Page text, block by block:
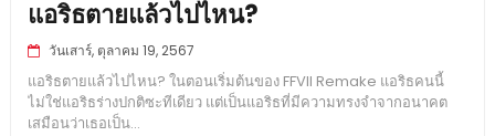
แอริธตายแล้วไปไหน?
วันเสาร์, ตุลาคม 19, 2567
แอริธตายแล้วไปไหน? ในตอนเริ่มต้นของ FFVII Remake แอริธคนนี้
ไม่ใช่แอริธร่างปกติซะทีเดียว แต่เป็นแอริธที่มีความทรงจำจากอนาคต
เสมือนว่าเธอเป็น...